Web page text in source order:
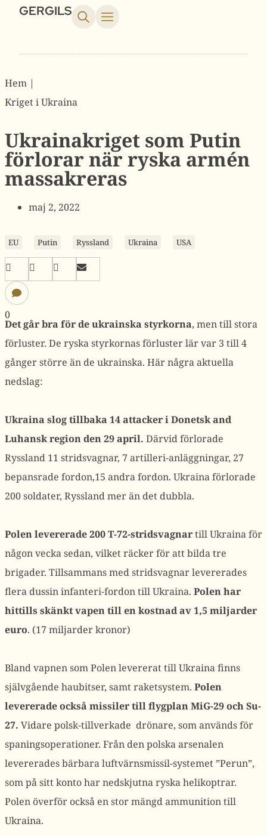
GERGILS
Hem |
Kriget i Ukraina
Ukrainakriget som Putin
förlorar när ryska armén
massakreras
maj 2, 2022
EU Putin Ryssland Ukraina USA
0
Det går bra för de ukrainska styrkorna, men till stora
förluster. De ryska styrkornas förluster lär var 3 till 4
gånger större än de ukrainska. Här några aktuella
nedslag:
Ukraina slog tillbaka 14 attacker iDonetsk and
Luhansk region den 29 april. Därvid förlorade
Ryssland 11 stridsvagnar, 7 artilleri-anläggningar, 27
bepansrade fordon,15 andra fordon. Ukraina förlorade
200 soldater, Ryssland mer än det dubbla.
Polen levererade 200 T-72-stridsvagnartill Ukraina för
någon vecka sedan, vilket räcker för att bilda tre
brigader. Tillsammans med stridsvagnar levererades
flera dussin infanteri-fordon till Ukraina. Polen har
hittills skänkt vapen till en kostnad av 1,5 miljarder
euro. (17 miljarder kronor)
Bland vapnen som Polen levererat till Ukraina finns
självgående haubitser, samt raketsystem. Polen
levererade också missiler till flygplan MiG-29 och Su-
27. Vidare polsk-tillverkade drönare, som används för
spaningsoperationer. Från den polska arsenalen
levererades bärbara luftvärnsmissil-systemet ”Perun”,
som på sitt konto har nedskjutna ryska helikoptrar.
Polen överför också en stor mängd ammunition till
Ukraina.